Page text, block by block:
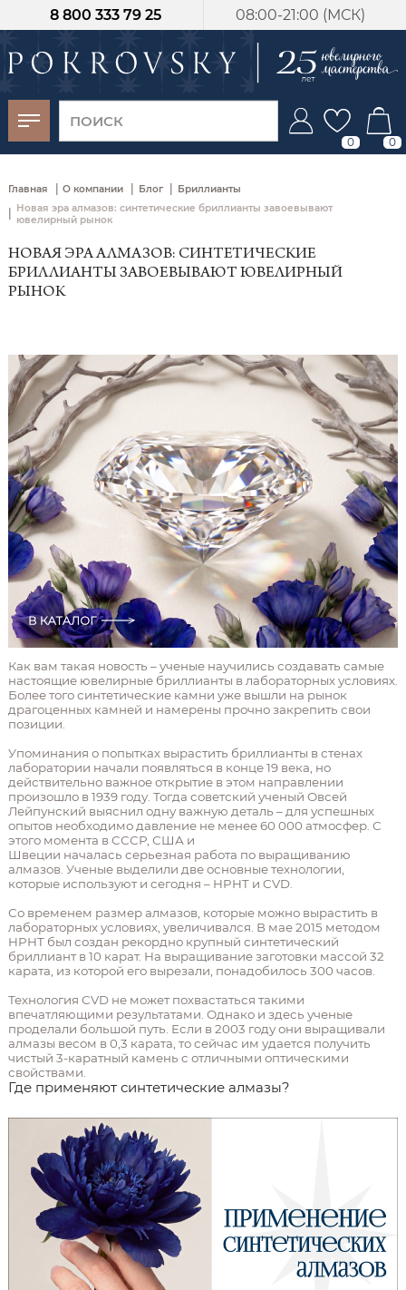
08:00-21:00 (МСК)
8 800 333 79 25
0 0
Главная | О компании | Блог | Бриллианты
Новая эра алмазов: синтетические бриллианты завоевывают
ювелирный рынок
НОВАЯ ЭРА АЛМАЗОВ: СИНТЕТИЧЕСКИЕ
БРИЛЛИАНТЫ ЗАВОЕВЫВАЮТ ЮВЕЛИРНЫЙ
РЫНОК
Как вам такая новость – ученые научились создавать самые
настоящие ювелирные бриллианты в лабораторных условиях.
Более того синтетические камни уже вышли на рынок
драгоценных камней и намерены прочно закрепить свои
позиции.
Упоминания о попытках вырастить бриллианты в стенах
лаборатории начали появляться в конце 19 века, но
действительно важное открытие в этом направлении
произошло в 1939 году. Тогда советский ученый Овсей
Лейпунский выяснил одну важную деталь – для успешных
опытов необходимо давление не менее 60 000 атмосфер. С
этого момента в СССР, США и
Швеции началась серьезная работа по выращиванию
алмазов. Ученые выделили две основные технологии,
которые используют и сегодня – HPHT и CVD.
Со временем размер алмазов, которые можно вырастить в
лабораторных условиях, увеличивался. В мае 2015 методом
HPHT был создан рекордно крупный синтетический
бриллиант в 10 карат. На выращивание заготовки массой 32
карата, из которой его вырезали, понадобилось 300 часов.
Технология CVD не может похвастаться такими
впечатляющими результатами. Однако и здесь ученые
проделали большой путь. Если в 2003 году они выращивали
алмазы весом в 0,3 карата, то сейчас им удается получить
чистый 3-каратный камень с отличными оптическими
свойствами.
Где применяют синтетические алмазы?
-30%
от 15 дней с
момента оплаты